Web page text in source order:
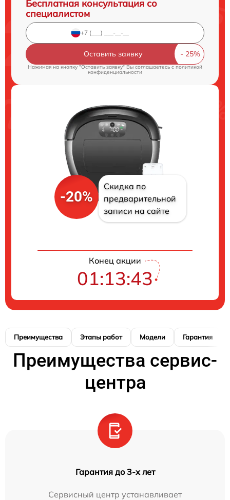
Бесплатная консультация со
специалистом
Оставить заявку
Нажимая на кнопку "Оставить заявку" Вы соглашаетесь cполитикой
конфиденциальности
-20%
Скидка по
предварительной
записи на сайте
Конец акции
01:13:43
Преимущества Этапы работ Модели Гарантия
Преимущества сервис-
центра
Гарантия до 3-х лет
Сервисный центр устанавливает